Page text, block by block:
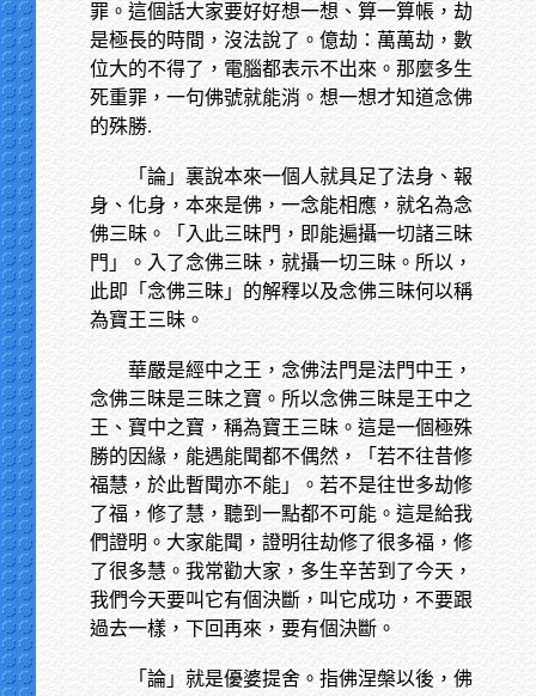
罪。這個話大家要好好想一想、算一算帳，劫
是極長的時間，沒法說了。億劫：萬萬劫，數
位大的不得了，電腦都表示不出來。那麼多生
死重罪，一句佛號就能消。想一想才知道念佛
的殊勝.
「論」裏說本來一個人就具足了法身、報
身、化身，本來是佛，一念能相應，就名為念
佛三昧。「入此三昧門，即能遍攝一切諸三昧
門」。入了念佛三昧，就攝一切三昧。所以，
此即「念佛三昧」的解釋以及念佛三昧何以稱
為寶王三昧。
華嚴是經中之王，念佛法門是法門中王，
念佛三昧是三昧之寶。所以念佛三昧是王中之
王、寶中之寶，稱為寶王三昧。這是一個極殊
勝的因緣，能遇能聞都不偶然，「若不往昔修
福慧，於此暫聞亦不能」。若不是往世多劫修
了福，修了慧，聽到一點都不可能。這是給我
們證明。大家能聞，證明往劫修了很多福，修
了很多慧。我常勸大家，多生辛苦到了今天，
我們今天要叫它有個決斷，叫它成功，不要跟
過去一樣，下回再來，要有個決斷。
「論」就是優婆提舍。指佛涅槃以後，佛